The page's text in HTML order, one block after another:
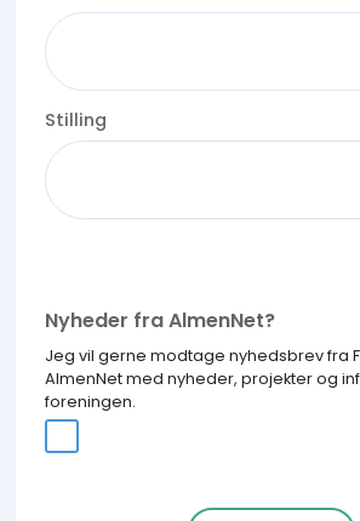
Stilling
Nyheder fra AlmenNet?
Jeg vil gerne modtage nyhedsbrev fra
AlmenNet med nyheder, projekter og
foreningen.